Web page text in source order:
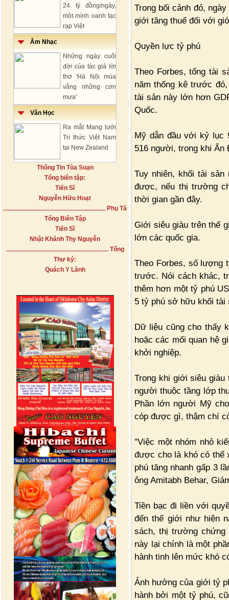
24 tỷ đồng/ngày,
một mình oanh tạc
rạp Việt
Âm Nhạc
Những ngày cuối
đời của tác giả lời
thơ 'Hà Nội mùa
vắng những cơn
mưa'
Văn Học
Ra mắt Mạng lưới
Tri thức Việt Nam
tại New Zealand
Thông Tin Tòa Soạn
Tổng biên tập:
Tiến Sĩ
Nguyễn Hữu Hoạt
Phụ Tá
Tổng Biên Tập
Tiến Sĩ
Nhật Khánh Thy Nguyễn
Tổng
Thư ký:
Quách Y Lành
Trong bối cảnh đó,
giới tăng thuế đối với
Quyền lực tỷ phú
Theo Forbes, tổng tài
năm thống kê trước
tài sản này lớn hơn
Quốc.
Mỹ dẫn đầu với kỷ lục
516 người, trong khi Ấn
Tuy nhiên, khối tài
được, nếu thị trường
thời gian gần đây.
Giới siêu giàu trên thế
lớn các quốc gia.
Theo Forbes, số lượng
trước. Nói cách khác,
thêm hơn một tỷ phú
5 tỷ phú sở hữu khối
Dữ liệu cũng cho thấy
hoặc các mối quan hệ
khởi nghiệp.
Trong khi giới siêu
người thuộc tầng lớp
Phần lớn người Mỹ
cóp được gì, thậm chí
"Việc một nhóm nhỏ
được cho là khó có thể
phú tăng nhanh gấp 3
ông Amitabh Behar,
Tiền bạc đi liền với
đến thế giới như hiện
sách, thị trường chứng
này lại chính là một
hành tinh lên mức khó
Ảnh hưởng của giới tỷ
hành bởi một tỷ phú,